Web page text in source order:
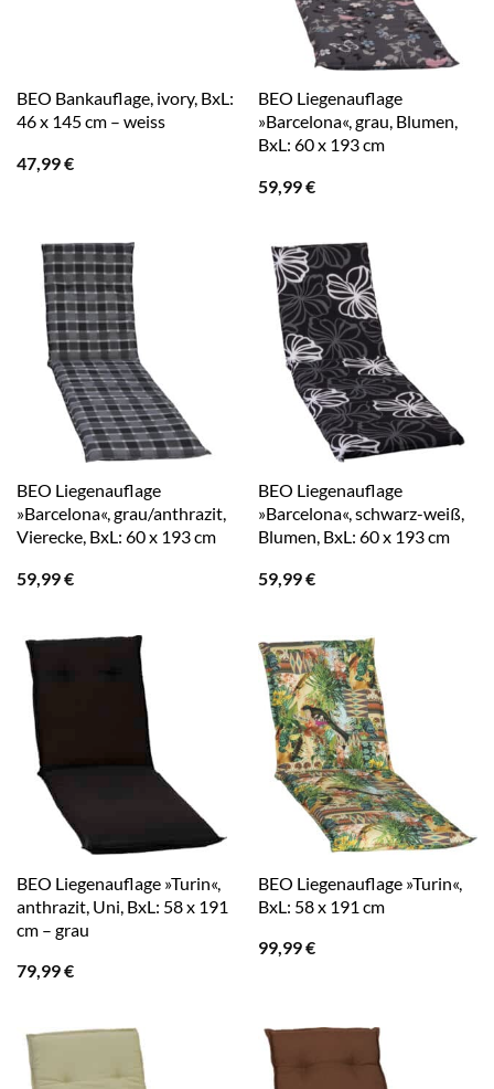
BEO Bankauflage, ivory, BxL:
46 x 145 cm – weiss
47,99€
BEO Liegenauflage
»Barcelona«, grau, Blumen,
BxL: 60 x 193 cm
59,99€
BEO Liegenauflage
»Barcelona«, grau/anthrazit,
Vierecke, BxL: 60 x 193 cm
59,99€
BEO Liegenauflage
»Barcelona«, schwarz-weiß,
Blumen, BxL: 60 x 193 cm
59,99€
BEO Liegenauflage »Turin«,
anthrazit, Uni, BxL: 58 x 191
cm – grau
79,99€
BEO Liegenauflage »Turin«,
BxL: 58 x 191 cm
99,99€